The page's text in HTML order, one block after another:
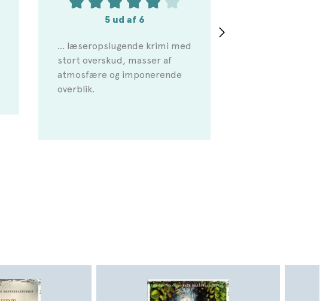
5 ud af 6
… læseropslugende krimi med
stort overskud, masser af
atmosfære og imponerende
overblik.